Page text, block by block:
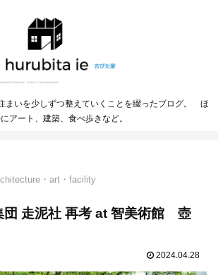
まいを少しずつ整えていくことを綴ったブログ。 ほ
アート、建築、食べ歩きなど。
・art・facility
団 走泥社 再考 at 智美術館 壺
2024.04.28